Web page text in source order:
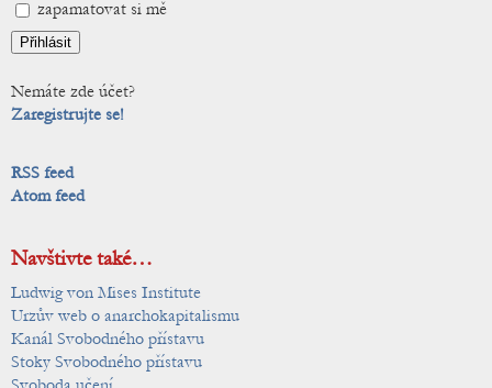
zapamatovat si mě
Nemáte zde účet?
Zaregistrujte se!
RSS feed
Atom feed
Navštivte také…
Ludwig von Mises Institute
Urzův web o anarchokapitalismu
Kanál Svobodného přístavu
Stoky Svobodného přístavu